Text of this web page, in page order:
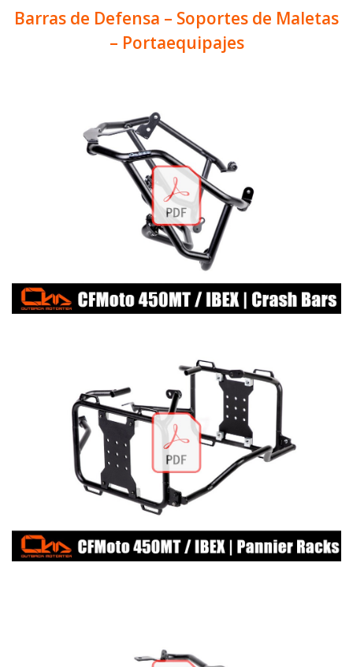
Barras de Defensa – Soportes de Maletas
– Portaequipajes